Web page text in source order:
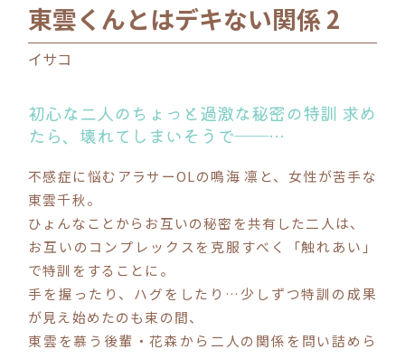
リキューレ
コミックパルフェ
閉じる
東雲くんとはデキない関係 2
イサコ
初心な二人のちょっと過激な秘密の特訓 求め
たら、壊れてしまいそうで――…
不感症に悩むアラサーOLの鳴海 凛と、女性が苦手な
東雲千秋。
ひょんなことからお互いの秘密を共有した二人は、
お互いのコンプレックスを克服すべく「触れあい」
で特訓をすることに。
手を握ったり、ハグをしたり…少しずつ特訓の成果
が見え始めたのも束の間、
東雲を慕う後輩・花森から二人の関係を問い詰めら